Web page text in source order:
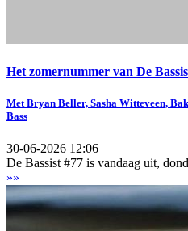
Het zomernummer van De
Met Bryan Beller, Sasha Witteveen,
Bass
30-06-2026 12:06
De Bassist #77 is vandaag uit,
»»